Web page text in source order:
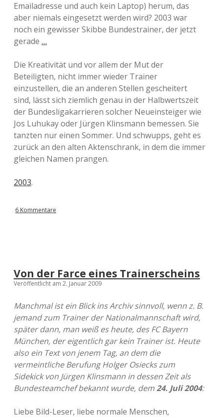
Emailadresse und auch kein Laptop) herum, das
aber niemals eingesetzt werden wird? 2003 war
noch ein gewisser Skibbe Bundestrainer, der jetzt
gerade …
Die Kreativität und vor allem der Mut der
Beteiligten, nicht immer wieder Trainer
einzustellen, die an anderen Stellen gescheitert
sind, lässt sich ziemlich genau in der Halbwertszeit
der Bundesligakarrieren solcher Neueinsteiger wie
Jos Luhukay oder Jürgen Klinsmann bemessen. Sie
tanzten nur einen Sommer. Und schwupps, geht es
zurück an den alten Aktenschrank, in dem die immer
gleichen Namen prangen.
2003.
6 Kommentare
Von der Farce eines Trainerscheins
Veröffentlicht am 2. Januar 2009
Manchmal ist ein Blick ins Archiv sinnvoll, wenn z. B.
jemand zum Trainer der Nationalmannschaft wird,
später dann, man weiß es heute, des FC Bayern
München, der eigentlich gar kein Trainer ist. Heute
also ein Text von jenem Tag, an dem die
vermeintliche Berufung Holger Osiecks zum
Sidekick von Jürgen Klinsmann in dessen Zeit als
Bundesteamchef bekannt wurde, dem24. Juli 2004:
Liebe Bild-Leser, liebe normale Menschen,